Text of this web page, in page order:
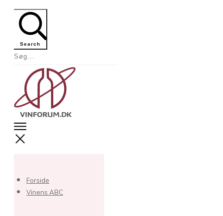
Search
Forside
Vinens ABC